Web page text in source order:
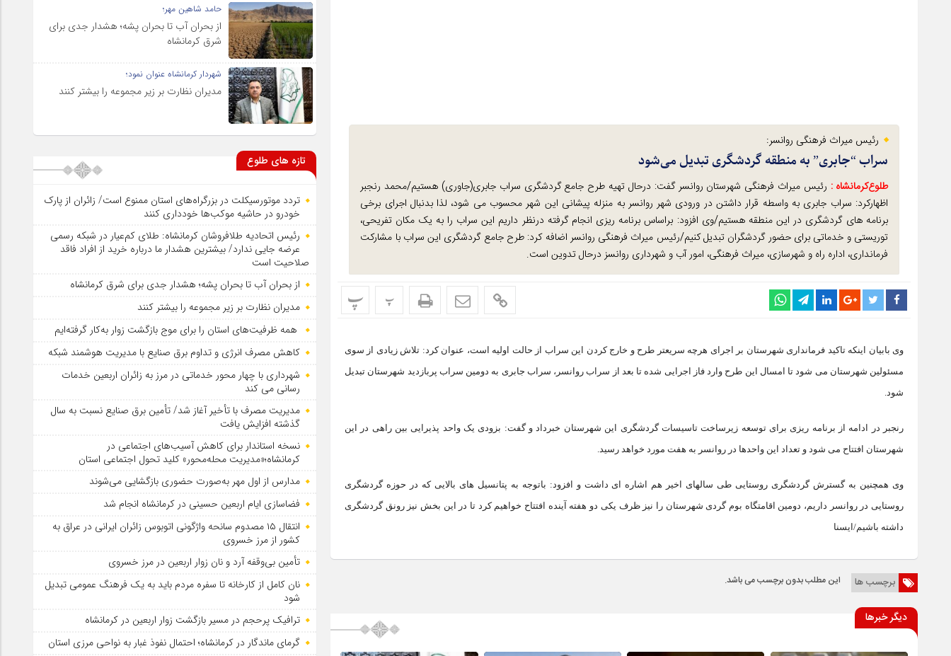
رئیس میراث فرهنگی روانسر:
سراب “جابری” به منطقه گردشگری تبدیل می‌شود
طلوع‌‌کرمانشاه : رئیس میراث فرهنگی شهرستان روانسر گفت: درحال تهیه طرح جامع گردشگری سراب جابری(جاوری) هستیم/محمد رنجبر
اظهارکرد: سراب جابری به واسطه قرار داشتن در ورودی شهر روانسر به منزله پیشانی این شهر محسوب می شود، لذا بدنبال اجرای برخی
برنامه های گردشگری در این منطقه هستیم/وی افزود: براساس برنامه ریزی انجام گرفته درنظر داریم این سراب را به یک مکان تفریحی،
توریستی و خدماتی برای حضور گردشگران تبدیل کنیم/رئیس میراث فرهنگی روانسر اضافه کرد: طرح جامع گردشگری این سراب با مشارکت
فرمانداری، اداره راه و شهرسازی، میراث فرهنگی، امور آب و شهرداری روانسز درحال تدوین است.
پ پ
وی بابیان اینکه تاکید فرمانداری شهرستان بر اجرای هرچه سریعتر طرح و خارج کردن این سراب از حالت اولیه است، عنوان کرد: تلاش زیادی از سوی
مسئولین شهرستان می شود تا امسال این طرح وارد فاز اجرایی شده تا بعد از سراب روانسر، سراب جابری به دومین سراب پربازدید شهرستان تبدیل
شود.
رنجبر در ادامه از برنامه ریزی برای توسعه زیرساخت تاسیسات گردشگری این شهرستان خبرداد و گفت: بزودی یک واحد پذیرایی بین راهی در این
شهرستان افتتاح می شود و تعداد این واحدها در روانسر به هفت مورد خواهد رسید.
وی همچنین به گسترش گردشگری روستایی طی سالهای اخیر هم اشاره ای داشت و افزود: باتوجه به پتانسیل های بالایی که در حوزه گردشگری
روستایی در روانسر داریم، دومین اقامتگاه بوم گردی شهرستان را نیز ظرف یکی دو هفته آینده افتتاح خواهیم کرد تا در این بخش نیز رونق گردشگری
داشته باشیم/ایسنا
برچسب ها این مطلب بدون برچسب می باشد.
دیگر خبرها
حامد شاهین مهر؛
از بحران آب تا بحران پشه؛ هشدار جدی برای
شرق کرمانشاه
شهردار کرمانشاه عنوان نمود؛
مدیران نظارت بر زیر مجموعه را بیشتر کنند
تازه های طلوع
تردد موتورسیکلت در بزرگراه‌های استان ممنوع است/ زائران از پارک
خودرو در حاشیه موکب‌ها خودداری کنند
رئیس اتحادیه طلافروشان کرمانشاه: طلای کم‌عیار در شبکه رسمی
عرضه جایی ندارد/ بیشترین هشدار ما درباره خرید از افراد فاقد
صلاحیت است
از بحران آب تا بحران پشه؛ هشدار جدی برای شرق کرمانشاه
مدیران نظارت بر زیر مجموعه را بیشتر کنند
همه ظرفیت‌های استان را برای موج بازگشت زوار به‌کار گرفته‌ایم
کاهش مصرف انرژی و تداوم برق صنایع با مدیریت هوشمند شبکه
شهرداری با چهار محور خدماتی در مرز به زائران اربعین خدمات
رسانی می کند
مدیریت مصرف با تأخیر آغاز شد/ تأمین برق صنایع نسبت به سال
گذشته افزایش یافت
نسخه استاندار برای کاهش آسیب‌های اجتماعی در
کرمانشاه؛«مدیریت محله‌محور» کلید تحول اجتماعی استان
مدارس از اول مهر به‌صورت حضوری بازگشایی می‌شوند
فضاسازی ایام اربعین حسینی در کرمانشاه انجام شد
انتقال ۱۵ مصدوم سانحه واژگونی اتوبوس زائران ایرانی در عراق به
کشور از مرز خسروی
تأمین بی‌وقفه آرد و نان زوار اربعین در مرز خسروی
نان کامل از کارخانه تا سفره مردم باید به یک فرهنگ عمومی تبدیل
شود
ترافیک پرحجم در مسیر بازگشت زوار اربعین در کرمانشاه
گرمای ماندگار در کرمانشاه؛ احتمال نفوذ غبار به نواحی مرزی استان